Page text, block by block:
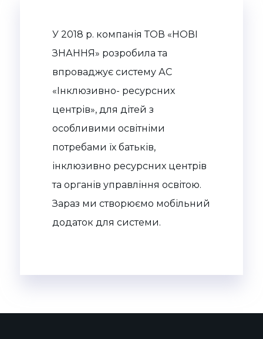
У 2018 р. компанія ТОВ «НОВІ
ЗНАННЯ» розробила та
впроваджує систему АС
«Інклюзивно- ресурсних
центрів», для дітей з
особливими освітніми
потребами їх батьків,
інклюзивно ресурсних центрів
та органів управління освітою.
Зараз ми створюємо мобільний
додаток для системи.